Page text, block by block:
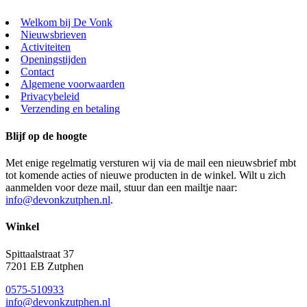
Welkom bij De Vonk
Nieuwsbrieven
Activiteiten
Openingstijden
Contact
Algemene voorwaarden
Privacybeleid
Verzending en betaling
Blijf op de hoogte
Met enige regelmatig versturen wij via de mail een nieuwsbrief mbt
tot komende acties of nieuwe producten in de winkel. Wilt u zich
aanmelden voor deze mail, stuur dan een mailtje naar:
info@devonkzutphen.nl.
Winkel
Spittaalstraat 37
7201 EB Zutphen
0575-510933
info@devonkzutphen.nl